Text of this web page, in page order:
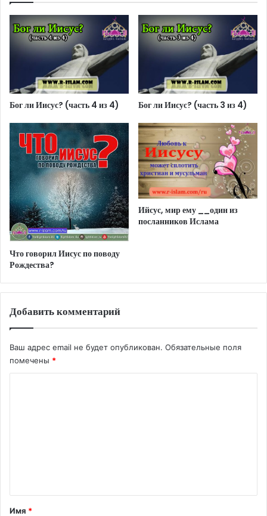
Бог ли Иисус? (часть 4 из 4) Бог ли Иисус? (часть 3 из 4)
Что говорил Иисус по поводу
Рождества?
Ийсус, мир ему __один из
посланников Ислама
Добавить комментарий
Ваш адрес email не будет опубликован. Обязательные поля
помечены *
а
Имя *